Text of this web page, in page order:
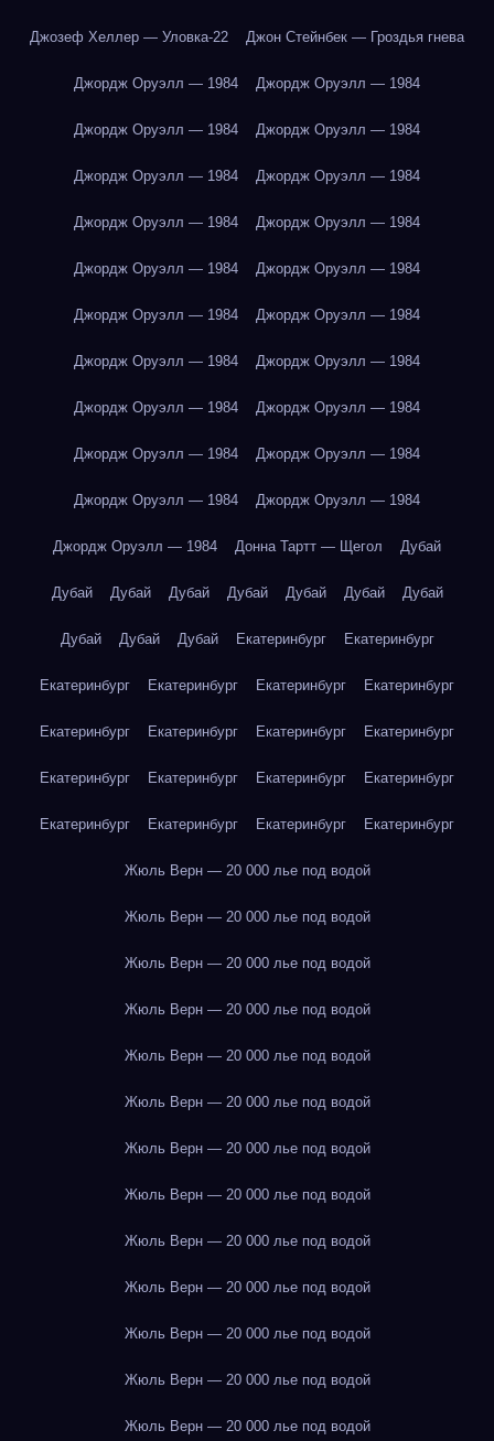
Джозеф Хеллер — Уловка-22 Джон Стейнбек — Гроздья гнева
Джордж Оруэлл — 1984 Джордж Оруэлл — 1984
Джордж Оруэлл — 1984 Джордж Оруэлл — 1984
Джордж Оруэлл — 1984 Джордж Оруэлл — 1984
Джордж Оруэлл — 1984 Джордж Оруэлл — 1984
Джордж Оруэлл — 1984 Джордж Оруэлл — 1984
Джордж Оруэлл — 1984 Джордж Оруэлл — 1984
Джордж Оруэлл — 1984 Джордж Оруэлл — 1984
Джордж Оруэлл — 1984 Джордж Оруэлл — 1984
Джордж Оруэлл — 1984 Джордж Оруэлл — 1984
Джордж Оруэлл — 1984 Джордж Оруэлл — 1984
Джордж Оруэлл — 1984 Донна Тартт — Щегол Дубай
Дубай Дубай Дубай Дубай Дубай Дубай Дубай
Дубай Дубай Дубай Екатеринбург Екатеринбург
Екатеринбург Екатеринбург Екатеринбург Екатеринбург
Екатеринбург Екатеринбург Екатеринбург Екатеринбург
Екатеринбург Екатеринбург Екатеринбург Екатеринбург
Екатеринбург Екатеринбург Екатеринбург Екатеринбург
Жюль Верн — 20 000 лье под водой
Жюль Верн — 20 000 лье под водой
Жюль Верн — 20 000 лье под водой
Жюль Верн — 20 000 лье под водой
Жюль Верн — 20 000 лье под водой
Жюль Верн — 20 000 лье под водой
Жюль Верн — 20 000 лье под водой
Жюль Верн — 20 000 лье под водой
Жюль Верн — 20 000 лье под водой
Жюль Верн — 20 000 лье под водой
Жюль Верн — 20 000 лье под водой
Жюль Верн — 20 000 лье под водой
Жюль Верн — 20 000 лье под водой